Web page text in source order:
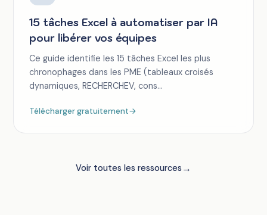
15 tâches Excel à automatiser par IA
pour libérer vos équipes
Ce guide identifie les 15 tâches Excel les plus
chronophages dans les PME (tableaux croisés
dynamiques, RECHERCHEV, cons...
Télécharger gratuitement→
Voir toutes les ressources→